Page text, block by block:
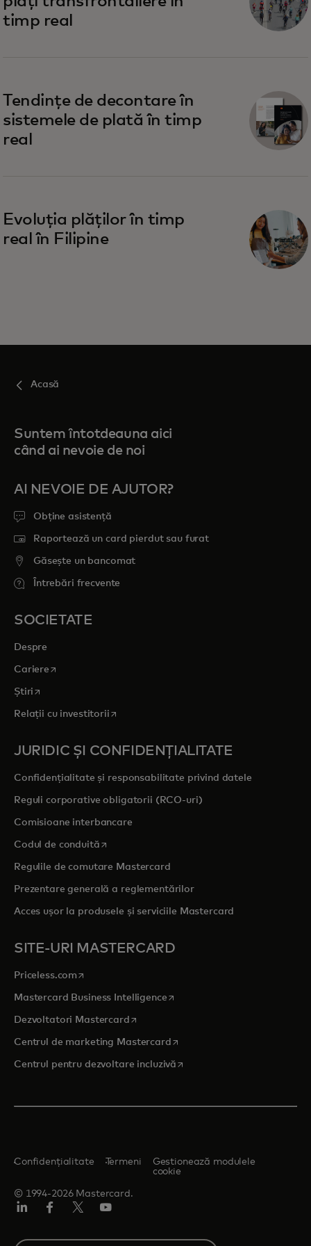
timp real
Tendințe de decontare în
sistemele de plată în timp
real
Evoluția plăților în timp
real în Filipine
Acasă
Suntem întotdeauna aici
când ai nevoie de noi
AI NEVOIE DE AJUTOR?
Obține asistență
Raportează un card pierdut sau furat
Găsește un bancomat
Întrebări frecvente
SOCIETATE
Despre
Cariere opens in a new tab
Știri opens in a new tab
Relații cu investitoriiopens in a new tab
JURIDIC ȘI CONFIDENȚIALITATE
Confidențialitate și responsabilitate privind datele
Reguli corporative obligatorii (RCO-uri)
Comisioane interbancare
Codul de conduităopens in a new tab
Regulile de comutare Mastercard
Prezentare generală a reglementărilor
Acces ușor la produsele și serviciile Mastercard
SITE-URI MASTERCARD
Priceless.com opens in a new tab
Mastercard Business Intelligenceopens in a new tab
Dezvoltatori Mastercardopens in a new tab
Centrul de marketing Mastercardopens in a new tab
Centrul pentru dezvoltare incluzivă opens in a new tab
© 1994-2026 Mastercard.
Confidențialitate Termeni
Gestionează modulele
cookie
Select